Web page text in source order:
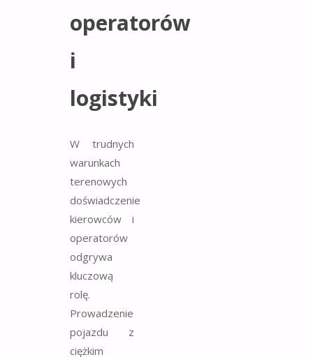
operatorów
i
logistyki
W trudnych
warunkach
terenowych
doświadczenie
kierowców i
operatorów
odgrywa
kluczową
rolę.
Prowadzenie
pojazdu z
ciężkim